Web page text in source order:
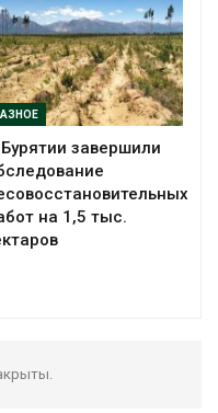
завершили
на 1,5 тыс.